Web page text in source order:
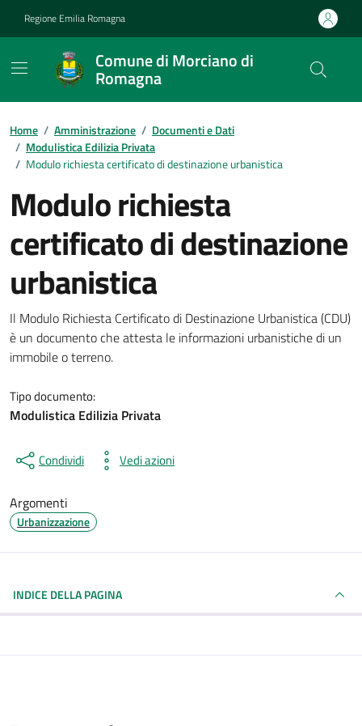
Regione Emilia Romagna
Comune di Morciano di
Romagna
Contenuti in evidenza
Home / Amministrazione / Documenti e Dati
/ Modulistica Edilizia Privata
/ Modulo richiesta certificato di destinazione urbanistica
Modulo richiesta
certificato di destinazione
urbanistica
Dettagli del documento
Il Modulo Richiesta Certificato di Destinazione Urbanistica (CDU)
è un documento che attesta le informazioni urbanistiche di un
immobile o terreno.
Tipo documento:
Modulistica Edilizia Privata
Condividi Vedi azioni
Argomenti
Urbanizzazione
INDICE DELLA PAGINA